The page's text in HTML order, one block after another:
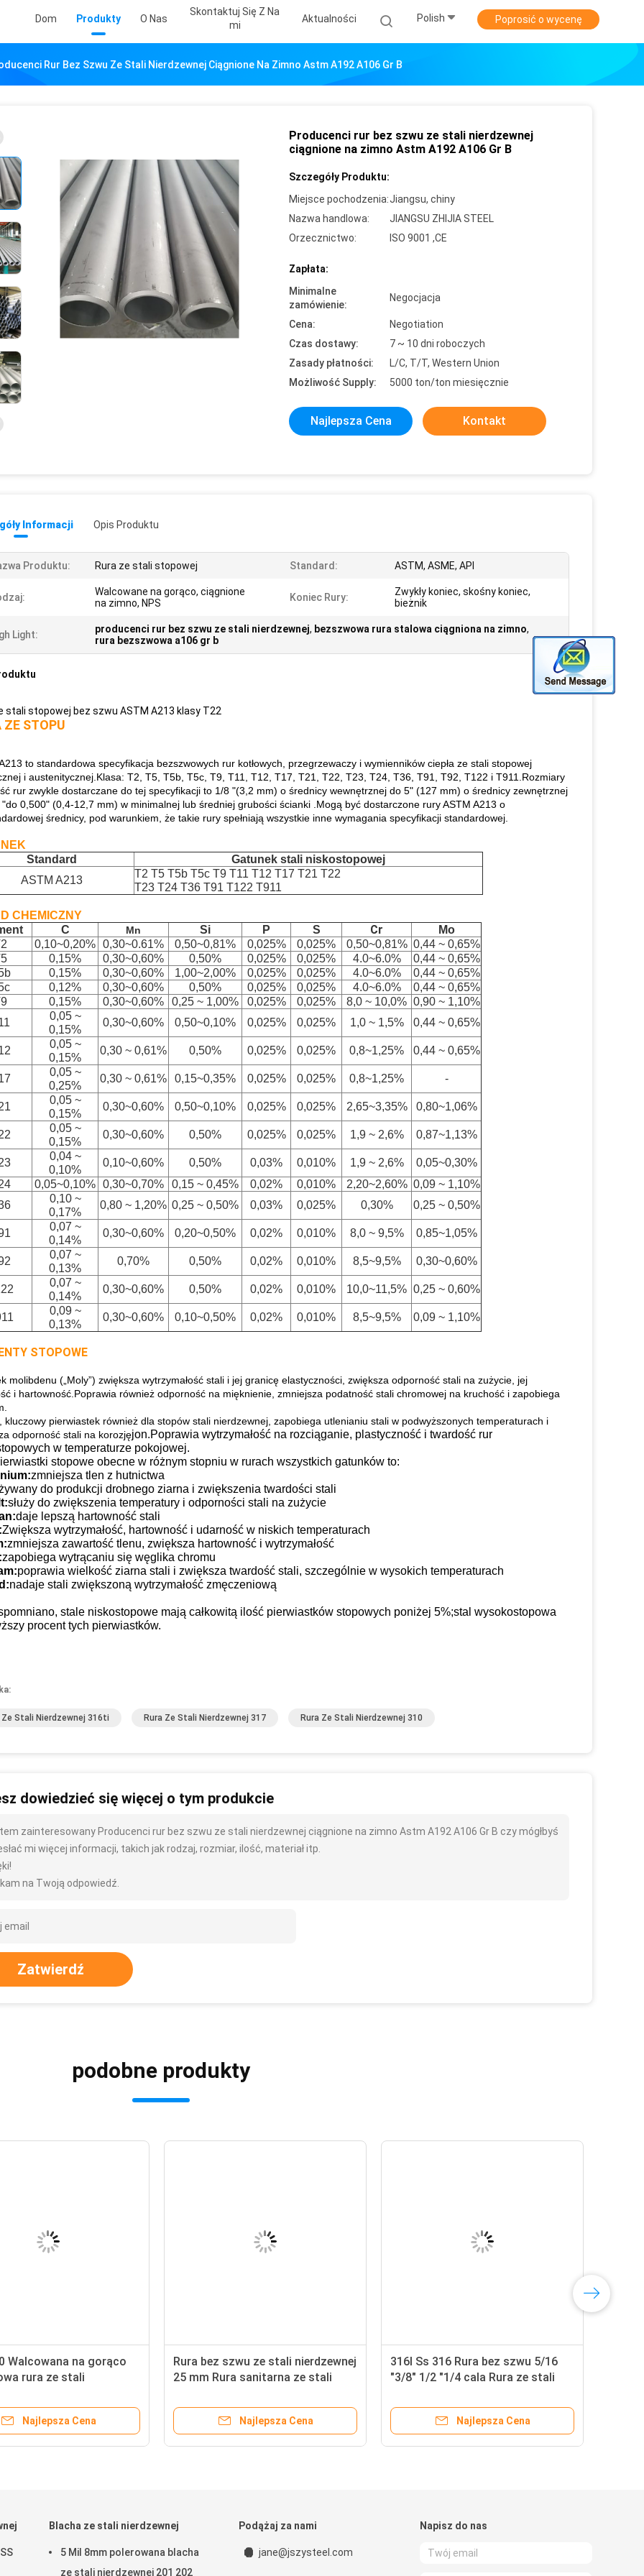
Dom Produkty O Nas
Skontaktuj Się Z Na
Mi
Aktualności Polish Poprosić o wycenę
Rur Bez Szwu Ze Stali Nierdzewnej Ciągnione Na Zimno Astm A192 A106 Gr B
Producenci rur bez szwu ze stali nierdzewnej
ciągnione na zimno Astm A192 A106 Gr B
Szczegóły Produktu:
Miejsce pochodzenia:Jiangsu, chiny
Nazwa handlowa:
JIANGSU ZHIJIA STEEL
Orzecznictwo:
ISO 9001 ,CE
Zapłata:
Minimalne
zamówienie:
Negocjacja
Cena:
Negotiation
Czas dostawy:
7 ~ 10 dni roboczych
Zasady płatności:
L/C, T/T, Western Union
Możliwość Supply:
5000 ton/ton miesięcznie
Najlepsza Cena Kontakt
Informacji Opis Produktu
Produktu: Rura ze stali stopowej Standard: ASTM, ASME, API
Walcowane na gorąco, ciągnione
na zimno, NPS
Koniec Rury:
Zwykły koniec, skośny koniec,
bieżnik
Light: producenci rur bez szwu ze stali nierdzewnej, bezszwowa rura stalowa ciągniona na zimno,
rura bezszwowa a106 gr b
stali stopowej bez szwu ASTM A213 klasy T22
ZE STOPU
to standardowa specyfikacja bezszwowych rur kotłowych, przegrzewaczy i wymienników ciepła ze stali stopowej
i austenitycznej.Klasa: T2, T5, T5b, T5c, T9, T11, T12, T17, T21, T22, T23, T24, T36, T91, T92, T122 i T911.Rozmiary
rur zwykle dostarczane do tej specyfikacji to 1/8 "(3,2 mm) o średnicy wewnętrznej do 5" (127 mm) o średnicy zewnętrznej
"do 0,500" (0,4-12,7 mm) w minimalnej lub średniej grubości ścianki .Mogą być dostarczone rury ASTM A213 o
średnicy, pod warunkiem, że takie rury spełniają wszystkie inne wymagania specyfikacji standardowej.
Standard
Gatunek stali niskostopowej
ASTM A213
T2 T5 T5b T5c T9 T11 T12 T17 T21 T22
T23 T24 T36 T91 T122 T911
CHEMICZNY
C Mn Si P S Cr
Mo
0,10~0,20% 0,30~0.61% 0,50~0,81% 0,025% 0,025% 0,50~0,81% 0,44 ~ 0,65%
0,15% 0,30~0,60% 0,50% 0,025% 0,025% 4.0~6.0%
0,44 ~ 0,65%
0,15% 0,30~0,60% 1,00~2,00% 0,025% 0,025% 4.0~6.0%
0,44 ~ 0,65%
c 0,12% 0,30~0,60% 0,50% 0,025% 0,025% 4.0~6.0%
0,44 ~ 0,65%
0,15% 0,30~0,60% 0,25 ~ 1,00% 0,025% 0,025% 8,0 ~ 10,0% 0,90 ~ 1,10%
0,05 ~
0,15%
0,30~0,60% 0,50~0,10% 0,025% 0,025% 1,0 ~ 1,5% 0,44 ~ 0,65%
0,05 ~
0,15%
0,30 ~ 0,61% 0,50% 0,025% 0,025% 0,8~1,25% 0,44 ~ 0,65%
0,05 ~
0,25%
0,30 ~ 0,61% 0,15~0,35% 0,025% 0,025% 0,8~1,25% -
0,05 ~
0,15%
0,30~0,60% 0,50~0,10% 0,025% 0,025% 2,65~3,35% 0,80~1,06%
0,05 ~
0,15%
0,30~0,60% 0,50% 0,025% 0,025% 1,9 ~ 2,6% 0,87~1,13%
0,04 ~
0,10%
0,10~0,60% 0,50% 0,03% 0,010% 1,9 ~ 2,6%
0,05~0,30%
0,05~0,10% 0,30~0,70% 0,15 ~ 0,45% 0,02% 0,010% 2,20~2,60% 0,09 ~ 1,10%
0,10 ~
0,17%
0,80 ~ 1,20% 0,25 ~ 0,50% 0,03% 0,025% 0,30% 0,25 ~ 0,50%
0,07 ~
0,14%
0,30~0,60% 0,20~0,50% 0,02% 0,010% 8,0 ~ 9,5% 0,85~1,05%
0,07 ~
0,13%
0,70% 0,50% 0,02% 0,010% 8,5~9,5% 0,30~0,60%
0,07 ~
0,14%
0,30~0,60% 0,50% 0,02% 0,010% 10,0~11,5% 0,25 ~ 0,60%
0,09 ~
0,13%
0,30~0,60% 0,10~0,50% 0,02% 0,010% 8,5~9,5% 0,09 ~ 1,10%
STOPOWE
molibdenu („Moly”) zwiększa wytrzymałość stali i jej granicę elastyczności, zwiększa odporność stali na zużycie, jej
i hartowność.Poprawia również odporność na mięknienie, zmniejsza podatność stali chromowej na kruchość i zapobiega
kluczowy pierwiastek również dla stopów stali nierdzewnej, zapobiega utlenianiu stali w podwyższonych temperaturach i
odporność stali na korozjęjon.Poprawia wytrzymałość na rozciąganie, plastyczność i twardość rur
w temperaturze pokojowej.
stopowe obecne w różnym stopniu w rurach wszystkich gatunków to:
zmniejsza tlen z hutnictwa
do produkcji drobnego ziarna i zwiększenia twardości stali
służy do zwiększenia temperatury i odporności stali na zużycie
daje lepszą hartowność stali
Zwiększa wytrzymałość, hartowność i udarność w niskich temperaturach
zmniejsza zawartość tlenu, zwiększa hartowność i wytrzymałość
zapobiega wytrącaniu się węglika chromu
poprawia wielkość ziarna stali i zwiększa twardość stali, szczególnie w wysokich temperaturach
nadaje stali zwiększoną wytrzymałość zmęczeniową
stale niskostopowe mają całkowitą ilość pierwiastków stopowych poniżej 5%;stal wysokostopowa
procent tych pierwiastków.
Ze Stali Nierdzewnej 316ti Rura Ze Stali Nierdzewnej 317 Rura Ze Stali Nierdzewnej 310
dowiedzieć się więcej o tym produkcie
zainteresowany Producenci rur bez szwu ze stali nierdzewnej ciągnione na zimno Astm A192 A106 Gr B czy mógłbyś
mi więcej informacji, takich jak rodzaj, rozmiar, ilość, materiał itp.
na Twoją odpowiedź.
Zatwierdź
podobne produkty
Walcowana na gorąco
rura ze stali
Najlepsza Cena
Rura bez szwu ze stali nierdzewnej
25 mm Rura sanitarna ze stali
316L 310S
Najlepsza Cena
316l Ss 316 Rura bez szwu 5/16
"3/8" 1/2 "1/4 cala Rura ze stali
Najlepsza Cena
Blacha ze stali nierdzewnej
5 Mil 8mm polerowana blacha
ze stali nierdzewnej 201 202
Podążaj za nami
jane@jszysteel.com
Napisz do nas